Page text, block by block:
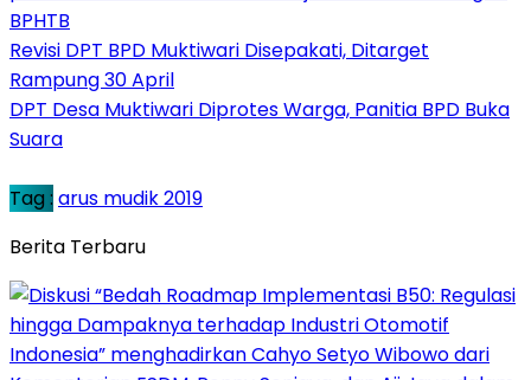
BPHTB
Revisi DPT BPD Muktiwari Disepakati, Ditarget
Rampung 30 April
DPT Desa Muktiwari Diprotes Warga, Panitia BPD Buka
Suara
Tag : arus mudik 2019
Berita Terbaru